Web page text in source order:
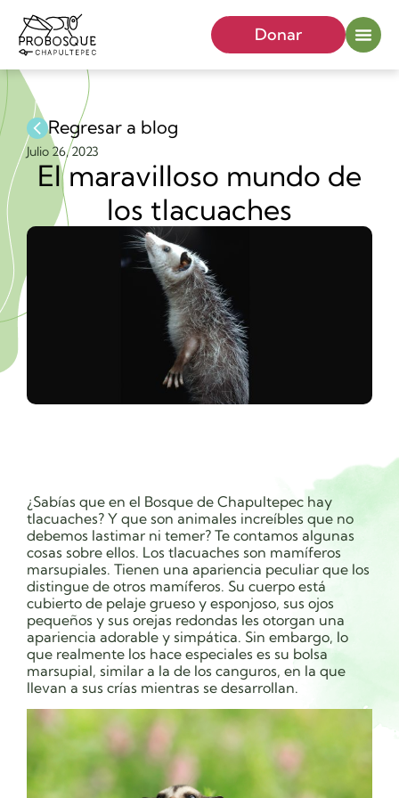
Donar
Regresar a blog
Julio 26, 2023
El maravilloso mundo de
los tlacuaches
¿Sabías que en el Bosque de Chapultepec hay
tlacuaches? Y que son animales increíbles que no
debemos lastimar ni temer? Te contamos algunas
cosas sobre ellos. Los tlacuaches son mamíferos
marsupiales. Tienen una apariencia peculiar que los
distingue de otros mamíferos. Su cuerpo está
cubierto de pelaje grueso y esponjoso, sus ojos
pequeños y sus orejas redondas les otorgan una
apariencia adorable y simpática. Sin embargo, lo
que realmente los hace especiales es su bolsa
marsupial, similar a la de los canguros, en la que
llevan a sus crías mientras se desarrollan.